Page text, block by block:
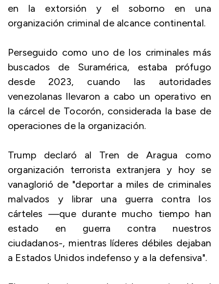
en la extorsión y el soborno en una
organización criminal de alcance continental.
Perseguido como uno de los criminales más
buscados de Suramérica, estaba prófugo
desde 2023, cuando las autoridades
venezolanas llevaron a cabo un operativo en
la cárcel de Tocorón, considerada la base de
operaciones de la organización.
Trump declaró al Tren de Aragua como
organización terrorista extranjera y hoy se
vanaglorió de "deportar a miles de criminales
malvados y librar una guerra contra los
cárteles —que durante mucho tiempo han
estado en guerra contra nuestros
ciudadanos-, mientras líderes débiles dejaban
a Estados Unidos indefenso y a la defensiva".